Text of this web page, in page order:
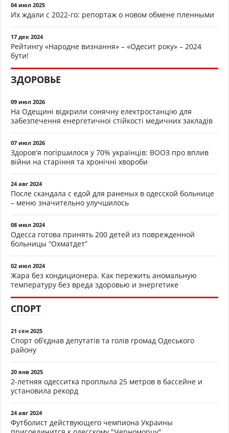
04 июл 2025
Их ждали с 2022-го: репортаж о новом обмене пленными
17 дек 2024
Рейтингу «Народне визнання» – «Одесит року» – 2024
бути!
ЗДОРОВЬЕ
09 июл 2026
На Одещині відкрили сонячну електростанцію для
забезпечення енергетичної стійкості медичних закладів
07 июл 2026
Здоров'я погіршилося у 70% українців: ВООЗ про вплив
війни на старіння та хронічні хвороби
24 авг 2024
После скандала с едой для раненых в одесской больнице
– меню значительно улучшилось
08 июл 2024
Одесса готова принять 200 детей из поврежденной
больницы “Охматдет”
02 июл 2024
Жара без кондиционера. Как пережить аномальную
температуру без вреда здоровью и энергетике
СПОРТ
21 сен 2025
Спорт об’єднав депутатів та голів громад Одеського
району
20 янв 2025
2-летняя одесситка проплыла 25 метров в бассейне и
установила рекорд
24 авг 2024
Футболист действующего чемпиона Украины